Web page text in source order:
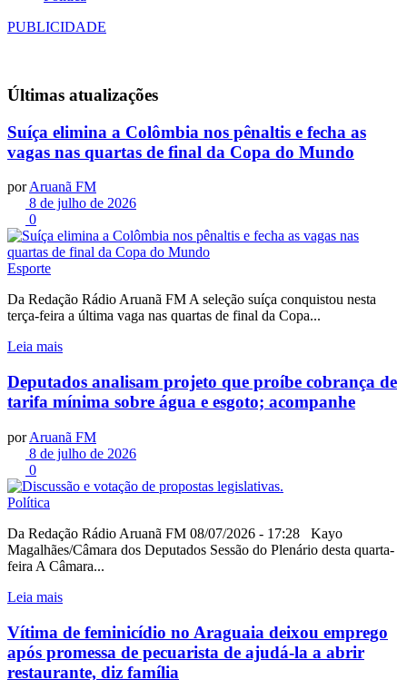
PUBLICIDADE
Últimas atualizações
Suíça elimina a Colômbia nos pênaltis e fecha as
vagas nas quartas de final da Copa do Mundo
porAruanã FM
8 de julho de 2026
0
Esporte
Da Redação Rádio Aruanã FM A seleção suíça conquistou nesta
terça-feira a última vaga nas quartas de final da Copa...
Leia mais
Deputados analisam projeto que proíbe cobrança de
tarifa mínima sobre água e esgoto; acompanhe
por Aruanã FM
8 de julho de 2026
0
Política
Da Redação Rádio Aruanã FM 08/07/2026 - 17:28 Kayo
Magalhães/Câmara dos Deputados Sessão do Plenário desta quarta-
feira A Câmara...
Leia mais
Vítima de feminicídio no Araguaia deixou emprego
após promessa de pecuarista de ajudá-la a abrir
restaurante, diz família